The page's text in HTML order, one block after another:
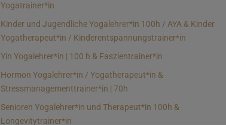
Yogatrainer*in
Kinder und Jugendliche Yogalehrer*in 100h / AYA & Kinder
Yogatherapeut*in / Kinderentspannungstrainer*in
Yin Yogalehrer*in | 100 h & Faszientrainer*in
Hormon Yogalehrer*in / Yogatherapeut*in &
Stressmanagementtrainer*in | 70h
Senioren Yogalehrer*in und Therapeut*in 100h &
Longevitytrainer*in